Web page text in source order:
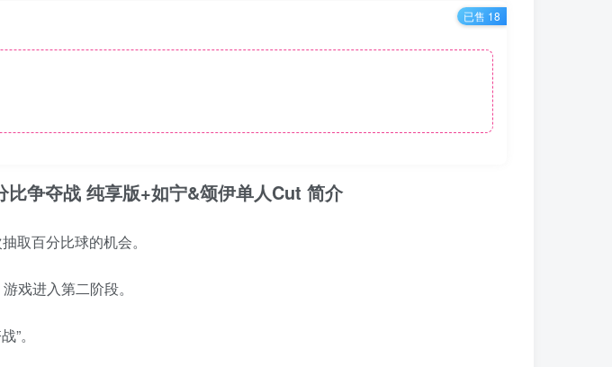
已售 18
争夺战 纯享版+如宁&颂伊单人Cut 简介
取百分比球的机会。
戏进入第二阶段。
。